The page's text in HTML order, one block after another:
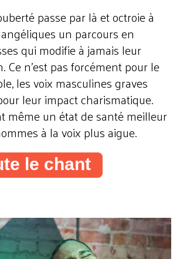
passe par là et octroie à
un parcours en
qui modifie à jamais leur
Ce n'est pas forcément pour le
les voix masculines graves
leur impact charismatique.
même un état de santé meilleur
à la voix plus aigue.
le chant